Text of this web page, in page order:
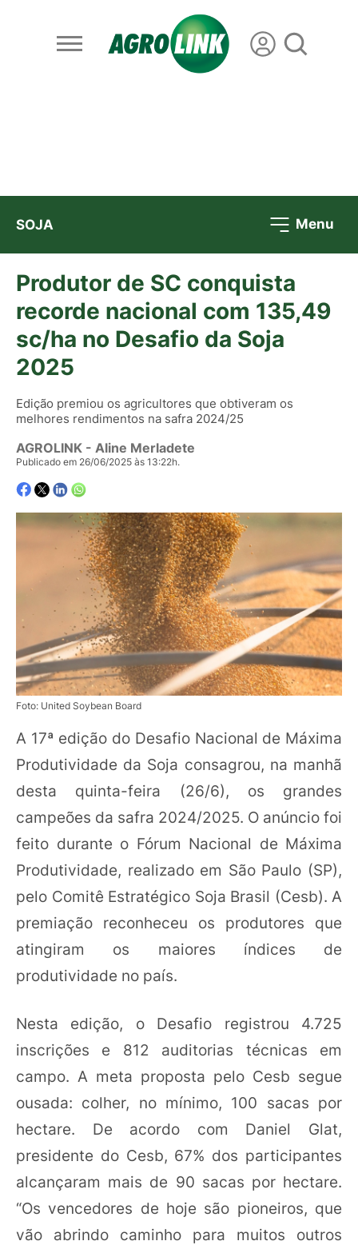
SOJA Menu
Produtor de SC conquista
recorde nacional com 135,49
sc/ha no Desafio da Soja
2025
Edição premiou os agricultores que obtiveram os
melhores rendimentos na safra 2024/25
AGROLINK - Aline Merladete
Publicado em 26/06/2025 às 13:22h.
Foto: United Soybean Board
A 17ª edição do Desafio Nacional de Máxima
Produtividade da Soja consagrou, na manhã
desta quinta-feira (26/6), os grandes
campeões da safra 2024/2025. O anúncio foi
feito durante o Fórum Nacional de Máxima
Produtividade, realizado em São Paulo (SP),
pelo Comitê Estratégico Soja Brasil (Cesb). A
premiação reconheceu os produtores que
atingiram os maiores índices de
produtividade no país.
Nesta edição, o Desafio registrou 4.725
inscrições e 812 auditorias técnicas em
campo. A meta proposta pelo Cesb segue
ousada: colher, no mínimo, 100 sacas por
hectare. De acordo com Daniel Glat,
presidente do Cesb, 67% dos participantes
alcançaram mais de 90 sacas por hectare.
“Os vencedores de hoje são pioneiros, que
vão abrindo caminho para muitos outros